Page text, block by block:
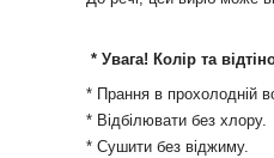
* Увага! Колір та
* Прання в прохолодній
* Відбілювати без хлору.
* Сушити без віджиму.